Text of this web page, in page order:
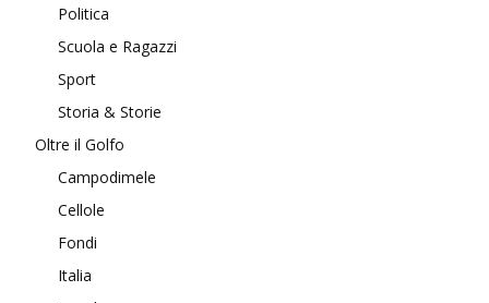
Politica
Scuola e Ragazzi
Sport
Storia & Storie
Oltre il Golfo
Campodimele
Cellole
Fondi
Italia